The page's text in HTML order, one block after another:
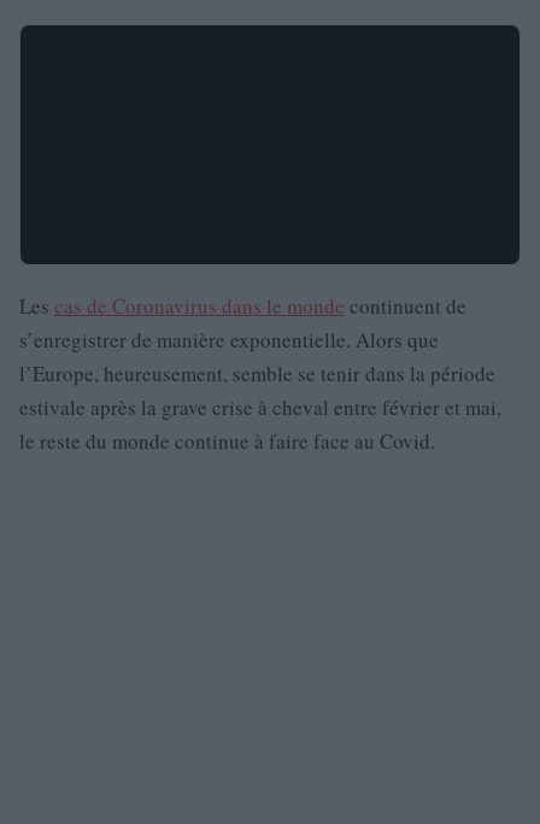
Les cas de Coronavirus dans le monde continuent de
s’enregistrer de manière exponentielle. Alors que
l’Europe, heureusement, semble se tenir dans la période
estivale après la grave crise à cheval entre février et mai,
le reste du monde continue à faire face au Covid.